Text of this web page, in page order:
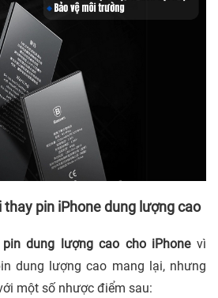
pin iPhone dung lượng cao
dung lượng cao cho iPhonevì
dung lượng cao mang lại, nhưng
một số nhược điểm sau: